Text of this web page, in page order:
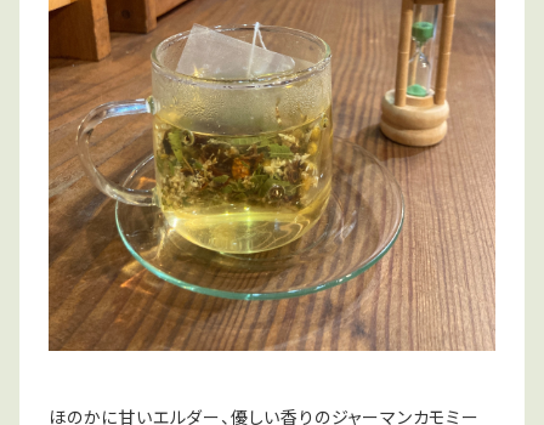
ほのかに甘いエルダー、優しい香りのジャーマンカモミー